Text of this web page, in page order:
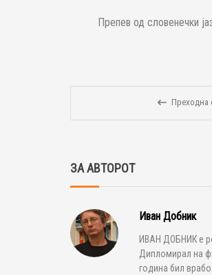
Препев од словенечки
Преходна
ЗА АВТОРОТ
Иван Добник
ИВАН ДОБНИК е
Дипломирал на
година бил